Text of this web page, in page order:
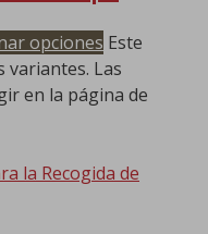
opciones Este
Las
en la página de